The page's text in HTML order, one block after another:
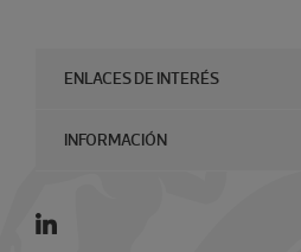
ENLACES DE INTERÉS
INFORMACIÓN